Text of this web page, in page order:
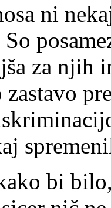
ni
za njih
bi